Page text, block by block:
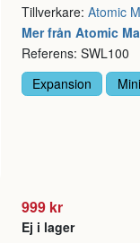
Tillverkare: Atomic
Mer från Atomic
Referens: SWL100
Expansion
999 kr
Ej i lager